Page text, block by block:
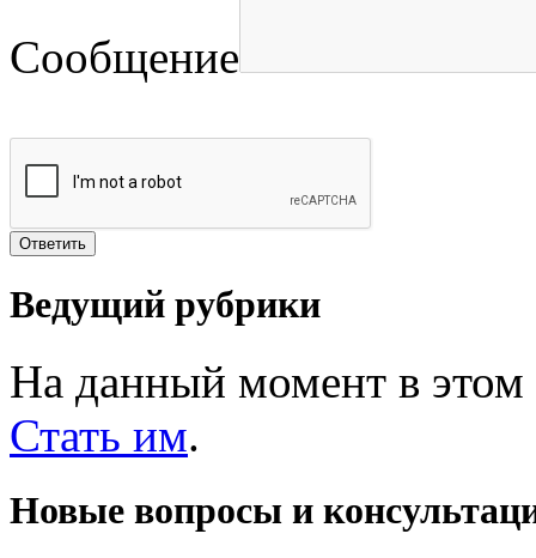
Сообщение
Ведущий рубрики
На данный момент в этом
Стать им.
Новые вопросы и